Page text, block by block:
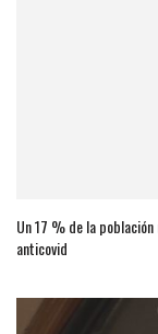
Un 17 % de la
anticovid